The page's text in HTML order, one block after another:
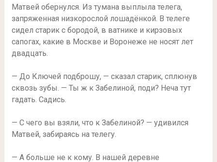
Матвей обернулся. Из тумана выплыла телега,
запряженная низкорослой лошадёнкой. В телеге
сидел старик с бородой, в ватнике и кирзовых
сапогах, какие в Москве и Воронеже не носят лет
двадцать.
— До Ключей подброшу, — сказал старик, сплюнув
сквозь зубы. — Ты ж к Забелиной, поди? Неча тут
гадать. Садись.
— С чего вы взяли, что к Забелиной? — удивился
Матвей, забираясь на телегу.
— А больше не к кому. В нашей деревне